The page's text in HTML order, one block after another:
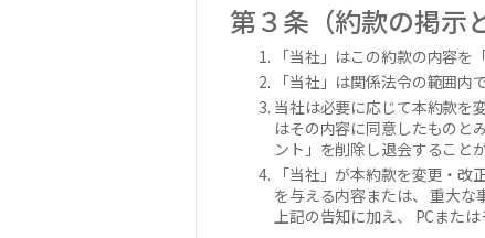
第３条（約款の掲示
「当社」はこの約款の内容を
「当社」は関係法令の範囲内
当社は必要に応じて本約款を
はその内容に同意したものと
ント」を削除し退会すること
「当社」が本約款を変更・
を与える内容または、 重大な
上記の告知に加え、 PCまた